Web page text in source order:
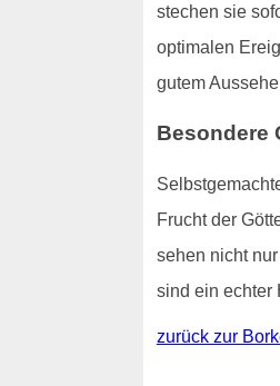
stechen sie
optimalen
gutem
Besondere
Frucht der
sehen nicht
sind ein echter
zurück zur